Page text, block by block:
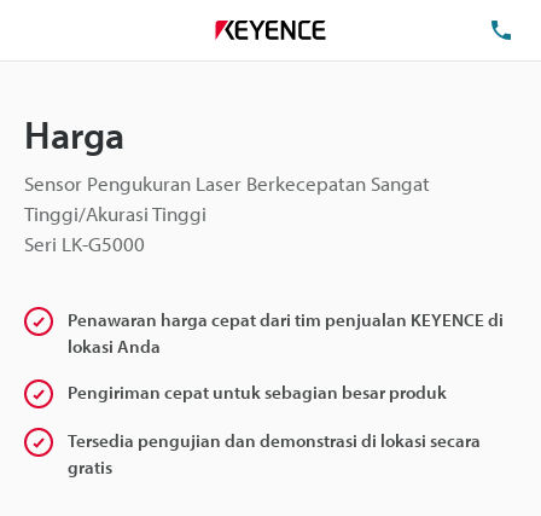
Harga
Sensor Pengukuran Laser Berkecepatan Sangat
Tinggi/Akurasi Tinggi
Seri LK-G5000
Penawaran harga cepat dari tim penjualan KEYENCE di
lokasi Anda
Pengiriman cepat untuk sebagian besar produk
Tersedia pengujian dan demonstrasi di lokasi secara
gratis